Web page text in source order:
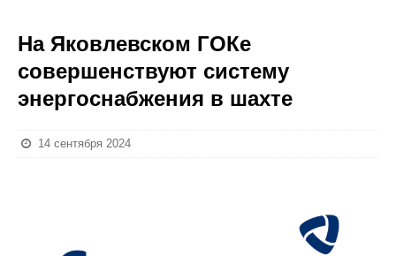
На Яковлевском ГОКе
совершенствуют систему
энергоснабжения в шахте
14 сентября 2024